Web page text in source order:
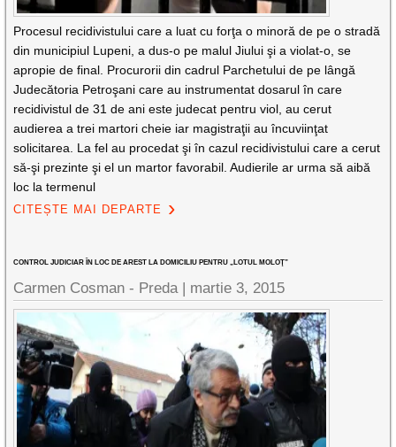
Procesul recidivistului care a luat cu forţa o minoră de pe o stradă
din municipiul Lupeni, a dus-o pe malul Jiului şi a violat-o, se
apropie de final. Procurorii din cadrul Parchetului de pe lângă
Judecătoria Petroşani care au instrumentat dosarul în care
recidivistul de 31 de ani este judecat pentru viol, au cerut
audierea a trei martori cheie iar magistraţii au încuviinţat
solicitarea. La fel au procedat şi în cazul recidivistului care a cerut
să-şi prezinte şi el un martor favorabil. Audierile ar urma să aibă
loc la termenul
CITEȘTE MAI DEPARTE
CONTROL JUDICIAR ÎN LOC DE AREST LA DOMICILIU PENTRU „LOTUL MOLOŢ”
Carmen Cosman - Preda | martie 3, 2015